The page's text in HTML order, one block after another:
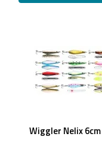
Wiggler Nelix